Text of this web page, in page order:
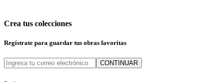
Crea tus colecciones
Regístrate para guardar tus obras favoritas
CONTINUAR